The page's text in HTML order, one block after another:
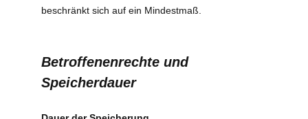
beschränkt sich auf ein Mindestmaß.
Betroffenenrechte und
Speicherdauer